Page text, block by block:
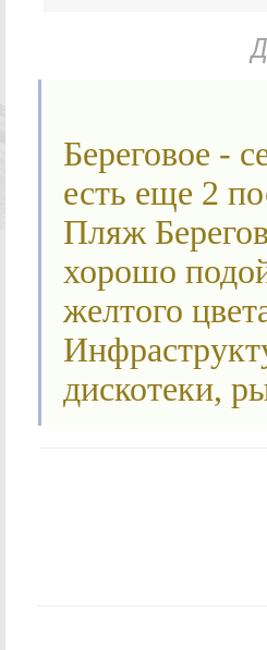
Береговое -
есть еще 2
Пляж
хорошо
желтого
дискотеки,